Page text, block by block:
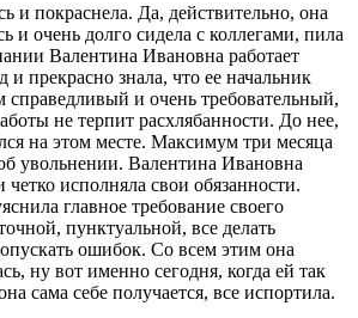
и покраснела. Да, действительно, она
и очень долго сидела с коллегами, пила
Валентина Ивановна работает
и прекрасно знала, что ее начальник
справедливый и очень требовательный,
не терпит расхлябанности. До нее,
на этом месте. Максимум три месяца
увольнении. Валентина Ивановна
исполняла свои обязанности.
главное требование своего
пунктуальной, все делать
ошибок. Со всем этим она
ну вот именно сегодня, когда ей так
сама себе получается, все испортила.